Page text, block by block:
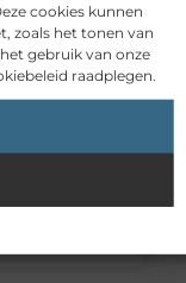
cookies kunnen
zoals het tonen van
gebruik van onze
raadplegen.
onderdelen
aan
één van